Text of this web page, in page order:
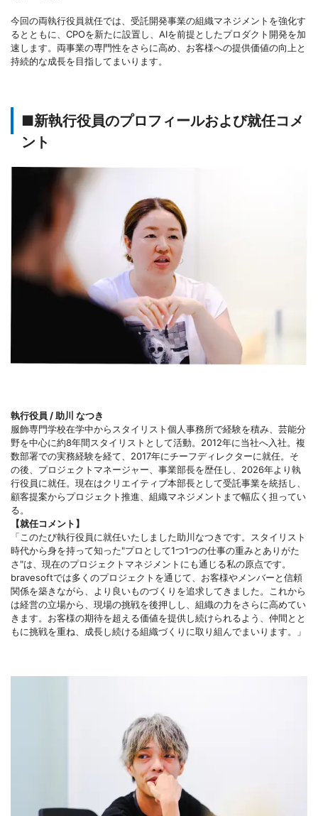
今回の両執行役員就任では、受託開発事業の組織マネジメントを強化す
るとともに、CPOを新たに設置し、AIを前提としたプロダクト開発を加
速します。両事業の専門性をさらに高め、お客様への提供価値の向上と
持続的な成長を目指してまいります。
■新執行役員のプロフィールおよび就任コメ
ント
執行役員 / 助川 なつき
服飾専門学校在学中からスタイリスト個人事務所で経験を積み、芸能分
野を中心に約8年間スタイリストとして活動。2012年に当社へ入社。複
数部署での実務経験を経て、2017年にチーフディレクターに就任。そ
の後、プロジェクトマネージャー、事業部長を歴任し、2026年より執
行役員に就任。現在はクリエイティブ本部長として受託事業を統括し、
顧客提案からプロジェクト推進、組織マネジメントまで幅広く担ってい
る。
【就任コメント】
「このたび執行役員に就任いたしました助川なつきです。スタイリスト
時代から身を持って知った"プロとして1つ1つの仕事の重みとありがた
さ"は、現在のプロジェクトマネジメントにも通じる私の原点です。
bravesoftでは多くのプロジェクトを通じて、お客様やメンバーと信頼
関係を築きながら、より良いものづくりを追求してきました。これから
は経営の立場から、現場の挑戦を後押しし、組織の力をさらに高めてい
きます。お客様の期待を超える価値を提供し続けられるよう、仲間とと
もに挑戦を重ね、成長し続ける組織づくりに取り組んでまいります。」